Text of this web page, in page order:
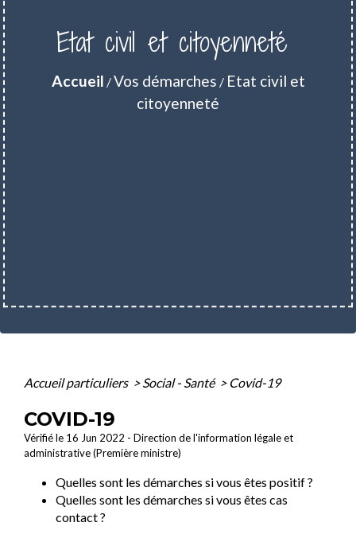
Etat civil et citoyenneté
Accueil /Vos démarches / Etat civil et
citoyenneté
Accueil particuliers > Social - Santé > Covid-19
COVID-19
Vérifié le 16 Jun 2022 - Direction de l'information légale et
administrative (Première ministre)
Quelles sont les démarches si vous êtes positif ?
Quelles sont les démarches si vous êtes cas
contact ?